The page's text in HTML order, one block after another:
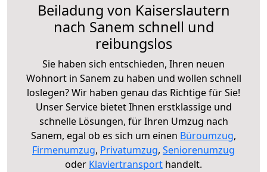
Beiladung von Kaiserslautern
nach Sanem schnell und
reibungslos
Sie haben sich entschieden, Ihren neuen
Wohnort in Sanem zu haben und wollen schnell
loslegen? Wir haben genau das Richtige für Sie!
Unser Service bietet Ihnen erstklassige und
schnelle Lösungen, für Ihren Umzug nach
Sanem, egal ob es sich um einen Büroumzug,
Firmenumzug, Privatumzug, Seniorenumzug
oder Klaviertransport handelt.